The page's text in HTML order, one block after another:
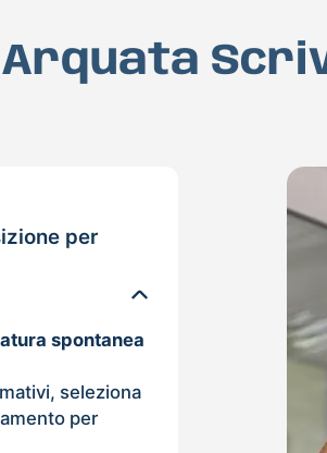
Arquata
per
spontanea
seleziona
per